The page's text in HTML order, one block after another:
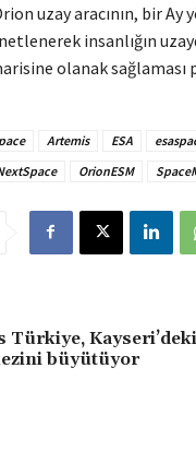
uzay aracının, bir
insanlığın
olanak sağlaması
Artemis ESA
OrionESM
Türkiye, Kayseri’deki
büyütüyor